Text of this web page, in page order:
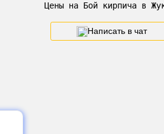
Цены на Бой кирпича в
Написать в чат